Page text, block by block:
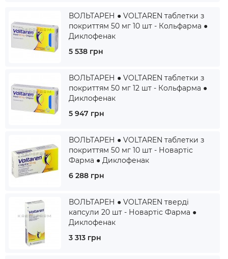
ВОЛЬТАРЕН ● VOLTAREN таблетки з
покриттям 50 мг 10 шт - Кольфарма ●
Диклофенак
5 538 грн
ВОЛЬТАРЕН ● VOLTAREN таблетки з
покриттям 50 мг 12 шт - Кольфарма ●
Диклофенак
5 947 грн
ВОЛЬТАРЕН ● VOLTAREN таблетки з
покриттям 50 мг 10 шт - Новартіс
Фарма ● Диклофенак
6 288 грн
ВОЛЬТАРЕН ● VOLTAREN тверді
капсули 20 шт - Новартіс Фарма ●
Диклофенак
3 313 грн